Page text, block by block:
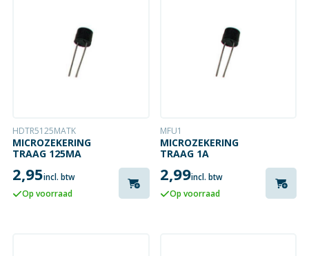
HDTR5125MATK
MICROZEKERING
TRAAG 125MA
2,95incl. btw
Op voorraad
MFU1
MICROZEKERING
TRAAG 1A
2,99incl. btw
Op voorraad